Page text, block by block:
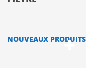
NOUVEAUX PRODUITS